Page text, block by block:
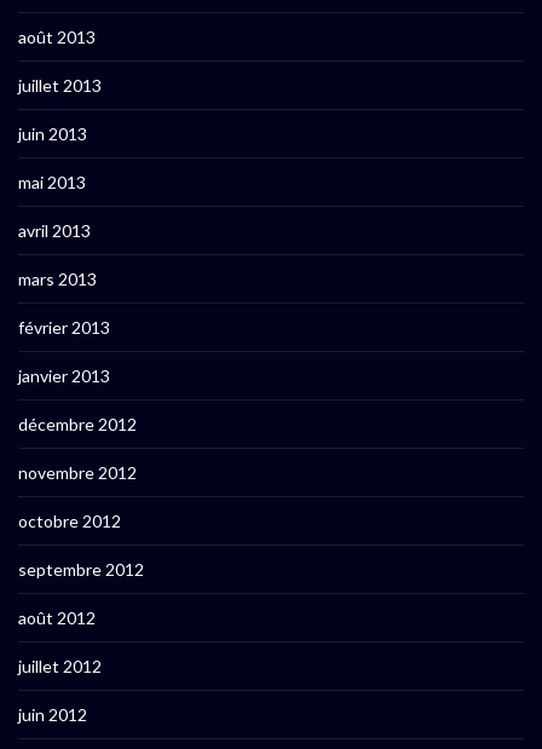
août 2013
juillet 2013
juin 2013
mai 2013
avril 2013
mars 2013
février 2013
janvier 2013
décembre 2012
novembre 2012
octobre 2012
septembre 2012
août 2012
juillet 2012
juin 2012